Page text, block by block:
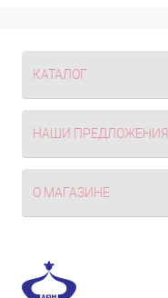
КАТАЛОГ
НАШИ ПРЕДЛОЖЕНИЯ
О МАГАЗИНЕ